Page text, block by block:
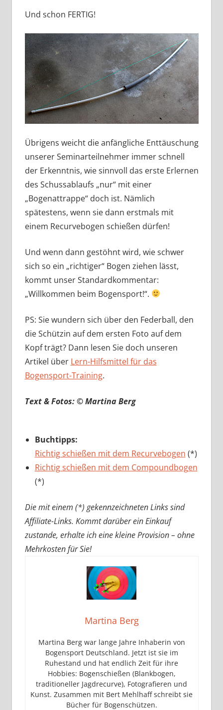
Und schon FERTIG!
Übrigens weicht die anfängliche Enttäuschung
unserer Seminarteilnehmer immer schnell
der Erkenntnis, wie sinnvoll das erste Erlernen
des Schussablaufs „nur“ mit einer
„Bogenattrappe“ doch ist. Nämlich
spätestens, wenn sie dann erstmals mit
einem Recurvebogen schießen dürfen!
Und wenn dann gestöhnt wird, wie schwer
sich so ein „richtiger“ Bogen ziehen lässt,
kommt unser Standardkommentar:
„Willkommen beim Bogensport!“.
PS: Sie wundern sich über den Federball, den
die Schützin auf dem ersten Foto auf dem
Kopf trägt? Dann lesen Sie doch unseren
Artikel über Lern-Hilfsmittel für das
Bogensport-Training.
Text & Fotos: © Martina Berg
Buchtipps:
Richtig schießen mit dem Recurvebogen (*)
Richtig schießen mit dem Compoundbogen
(*)
Die mit einem (*) gekennzeichneten Links sind
Affiliate-Links. Kommt darüber ein Einkauf
zustande, erhalte ich eine kleine Provision – ohne
Mehrkosten für Sie!
Martina Berg
Martina Berg war lange Jahre Inhaberin von
Bogensport Deutschland. Jetzt ist sie im
Ruhestand und hat endlich Zeit für ihre
Hobbies: Bogenschießen (Blankbogen,
traditioneller Jagdrecurve), Fotografieren und
Kunst. Zusammen mit Bert Mehlhaff schreibt sie
Bücher für Bogenschützen.